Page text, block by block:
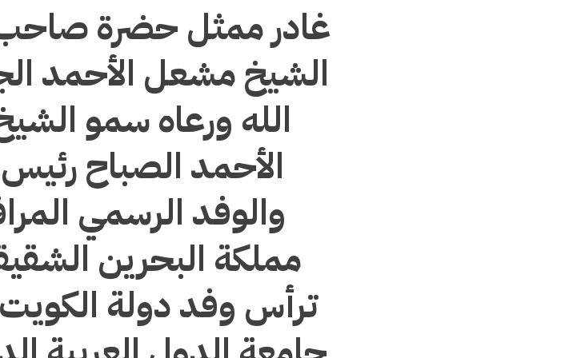
غادر ممثل حضرة صاحب
الشيخ مشعل الأحمد
الله ورعاه سمو
الأحمد الصباح
والوفد الرسمي
مملكة البحرين
ترأس وفد دولة